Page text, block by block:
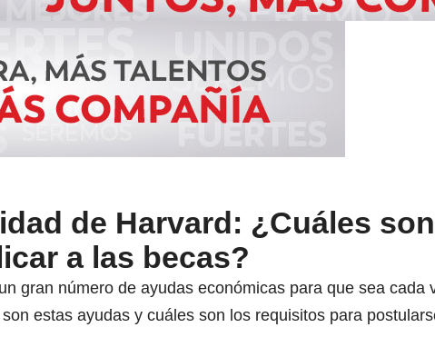
de Harvard: ¿Cuáles
a las becas?
gran número de ayudas económicas para que sea
estas ayudas y cuáles son los requisitos para